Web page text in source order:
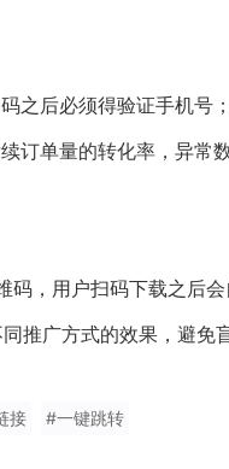
之后必须得验证手机
单量的转化率，异常
码，用户扫码下载之后
推广方式的效果，避免
接 #一键跳转